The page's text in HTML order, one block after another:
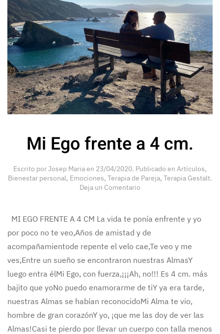
Mi Ego frente a 4 cm.
Escrito porJosep Mariaen 23/04/2020. Publicado en Artículos,
Bienestar personal, Emociones, Terapia de Pareja, Terapia Gestalt.
Deja un Comentario
MI EGO FRENTE A 4 CM La vida te ponía enfrente y yo
por poco no te veo,Años de amistad y de
acompañamientode repente el velo cae,Te veo y me
ves,Entre un sueño se encontraron nuestras AlmasY
luego entra élMi Ego, con fuerza,¡¡¡Ah, no!!! Es 4 cm. más
bajito que yoNo puedo enamorarme de tiY ya era tarde,
nuestras Almas se habían reconocidoMi Alma te vio,
hombre de gran corazónY yo, ¡que me las doy de ver las
Almas!Casi te pierdo por llevar un cuerpo con talla menos